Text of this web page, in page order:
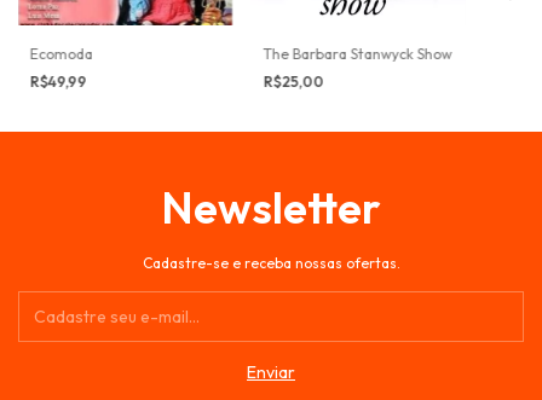
Ecomoda
R$49,99
The Barbara Stanwyck Show
R$25,00
Newsletter
Cadastre-se e receba nossas ofertas.